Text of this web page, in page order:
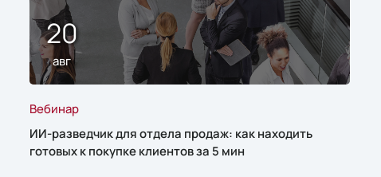
20
авг
Вебинар
ИИ-разведчик для отдела продаж: как находить
готовых к покупке клиентов за 5 мин